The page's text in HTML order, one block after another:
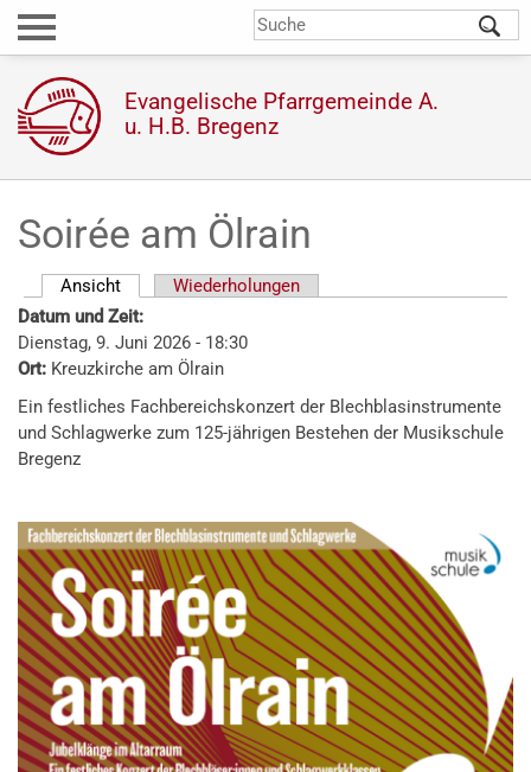
Direkt
zum
Evangelische Pfarrgemeinde A.
u. H.B. Bregenz
Suchformular
Soirée am Ölrain
Haupt-
Reiter
Ansicht (aktiver Reiter)
Wiederholungen
Datum und Zeit:
Dienstag, 9. Juni 2026 - 18:30
Ort: Kreuzkirche am Ölrain
Ein festliches Fachbereichskonzert der Blechblasinstrumente
und Schlagwerke zum 125-jährigen Bestehen der Musikschule
Bregenz